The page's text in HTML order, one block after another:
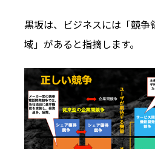
黒坂は、ビジネスには「競争
域」があると指摘します。